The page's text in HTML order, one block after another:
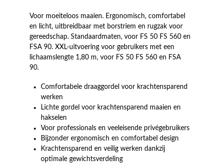
Voor moeiteloos maaien. Ergonomisch, comfortabel
en licht, uitbreidbaar met borstriem en rugzak voor
gereedschap. Standaardmaten, voor FS 50 FS 560 en
FSA 90. XXL-uitvoering voor gebruikers met een
lichaamslengte 1,80 m, voor FS 50 FS 560 en FSA
90.
Comfortabele draaggordel voor krachtensparend
werken
Lichte gordel voor krachtensparend maaien en
hakselen
Voor professionals en veeleisende privégebruikers
Bijzonder ergonomisch en comfortabel design
Krachtensparend en veilig werken dankzij
optimale gewichtsverdeling